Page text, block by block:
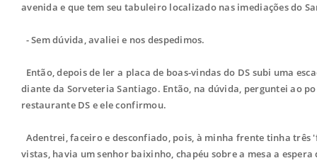
avenida e que tem seu tabuleiro localizado nas imediações do
- Sem dúvida, avaliei e nos despedimos.
Então, depois de ler a placa de boas-vindas do DS subi uma
diante da Sorveteria Santiago. Então, na dúvida, perguntei ao
restaurante DS e ele confirmou.
Adentrei, faceiro e desconfiado, pois, à minha frente tinha três
vistas, havia um senhor baixinho, chapéu sobre a mesa a